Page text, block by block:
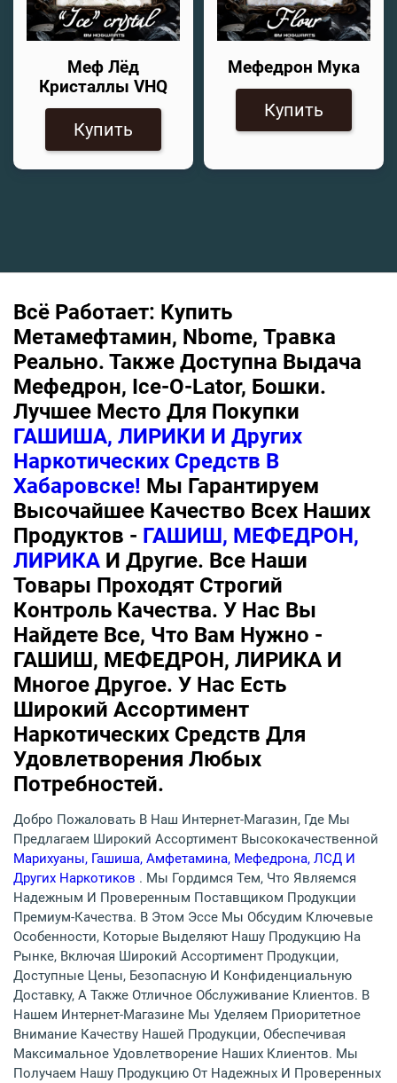
Меф Лёд
Кристаллы VHQ
Купить
Мефедрон Мука
Купить
Всё Работает: Купить
Метамефтамин, Nbome, Травка
Реально. Также Доступна Выдача
Мефедрон, Ice-O-Lator, Бошки.
Лучшее Место Для Покупки
ГАШИША, ЛИРИКИ И Других
Наркотических Средств В
Хабаровске! Мы Гарантируем
Высочайшее Качество Всех Наших
Продуктов - ГАШИШ, МЕФЕДРОН,
ЛИРИКА И Другие. Все Наши
Товары Проходят Строгий
Контроль Качества. У Нас Вы
Найдете Все, Что Вам Нужно -
ГАШИШ, МЕФЕДРОН, ЛИРИКА И
Многое Другое. У Нас Есть
Широкий Ассортимент
Наркотических Средств Для
Удовлетворения Любых
Потребностей.
Добро Пожаловать В Наш Интернет-Магазин, Где Мы
Предлагаем Широкий Ассортимент Высококачественной
Марихуаны, Гашиша, Амфетамина, Мефедрона, ЛСД И
Других Наркотиков . Мы Гордимся Тем, Что Являемся
Надежным И Проверенным Поставщиком Продукции
Премиум-Качества. В Этом Эссе Мы Обсудим Ключевые
Особенности, Которые Выделяют Нашу Продукцию На
Рынке, Включая Широкий Ассортимент Продукции,
Доступные Цены, Безопасную И Конфиденциальную
Доставку, А Также Отличное Обслуживание Клиентов. В
Нашем Интернет-Магазине Мы Уделяем Приоритетное
Внимание Качеству Нашей Продукции, Обеспечивая
Максимальное Удовлетворение Наших Клиентов. Мы
Получаем Нашу Продукцию От Надежных И Проверенных